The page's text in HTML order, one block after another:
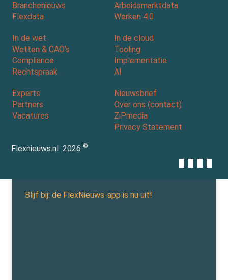
Branchenieuws
Flexdata
Arbeidsmarktdata
Werken 4.0
In de wet
Wetten & CAO’s
Compliance
Rechtspraak
In de cloud
Tooling
Implementatie
AI
Experts
Partners
Vacatures
Nieuwsbrief
Over ons (contact)
ZiPmedia
Privacy Statement
Flexnieuws.nl 2026 ©
Blijf bij: de FlexNieuws-app is nu uit!